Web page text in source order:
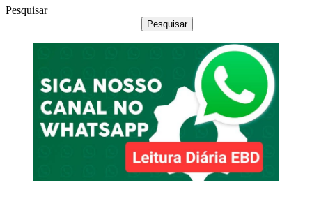
Pesquisar
Pesquisar